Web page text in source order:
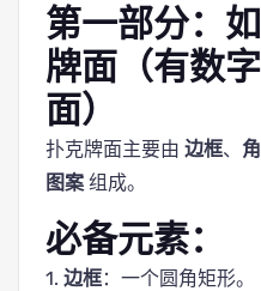
第一部分：
牌面（有数
面）
扑克牌面主要由 边框、
图案 组成。
必备元素：
1. 边框：一个圆角矩形。